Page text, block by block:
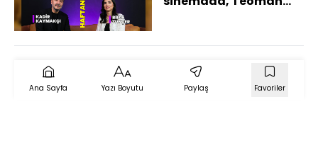
Ana Sayfa Yazı Boyutu Paylaş Favoriler